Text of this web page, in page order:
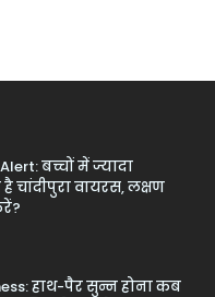
बच्चों में ज्यादा
चांदीपुरा वायरस, लक्षण
हाथ-पैर सुन्न होना कब